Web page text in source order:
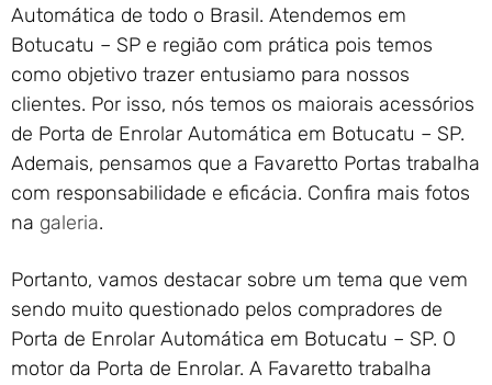
Portão de Garagem de
Enrolar em Nova Friburgo –
RJ
Automática de todo o Brasil. Atendemos em
Botucatu – SP e região com prática pois temos
como objetivo trazer entusiamo para nossos
clientes. Por isso, nós temos os maiorais acessórios
de Porta de Enrolar Automática em Botucatu – SP.
Ademais, pensamos que a Favaretto Portas trabalha
com responsabilidade e eficácia. Confira mais fotos
na galeria.
Portanto, vamos destacar sobre um tema que vem
sendo muito questionado pelos compradores de
Porta de Enrolar Automática em Botucatu – SP. O
motor da Porta de Enrolar. A Favaretto trabalha